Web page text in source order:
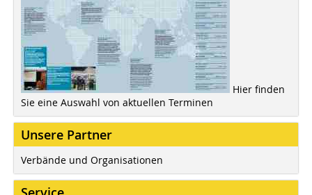
Hier finden
Sie eine Auswahl von aktuellen Terminen
Unsere Partner
Verbände und Organisationen